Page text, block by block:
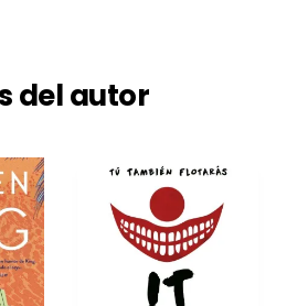
del autor